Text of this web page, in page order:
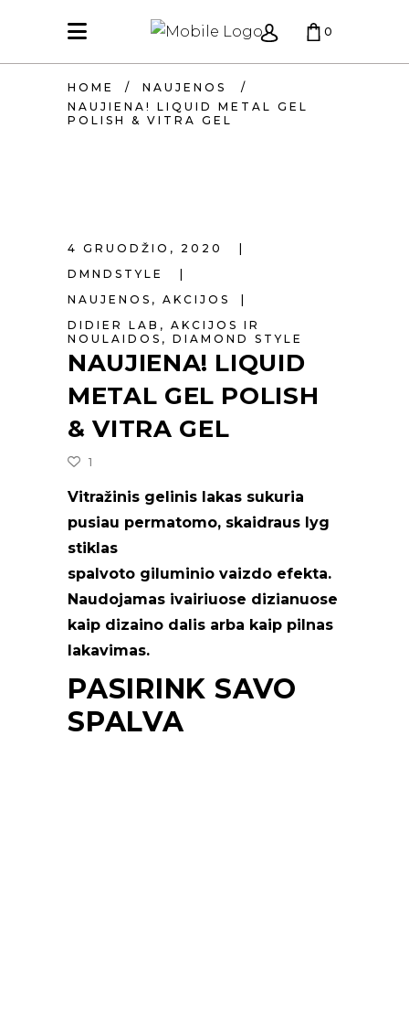
0
HOME / NAUJENOS
/
NAUJIENA! LIQUID METAL GEL
POLISH & VITRA GEL
4 GRUODŽIO, 2020
DMNDSTYLE
NAUJENOS , AKCIJOS
DIDIER LAB , AKCIJOS IR
NOULAIDOS , DIAMOND STYLE
NAUJIENA! LIQUID
METAL GEL POLISH
& VITRA GEL
1
Vitražinis gelinis lakas sukuria
pusiau permatomo, skaidraus lyg
stiklas
spalvoto giluminio vaizdo efekta.
Naudojamas ivairiuose dizianuose
kaip dizaino dalis arba kaip pilnas
lakavimas.
PASIRINK SAVO
SPALVA